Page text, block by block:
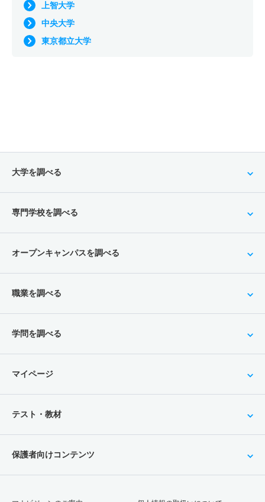
上智大学
中央大学
東京都立大学
大学を調べる
専門学校を調べる
オープンキャンパスを調べる
職業を調べる
学問を調べる
マイページ
テスト・教材
保護者向けコンテンツ